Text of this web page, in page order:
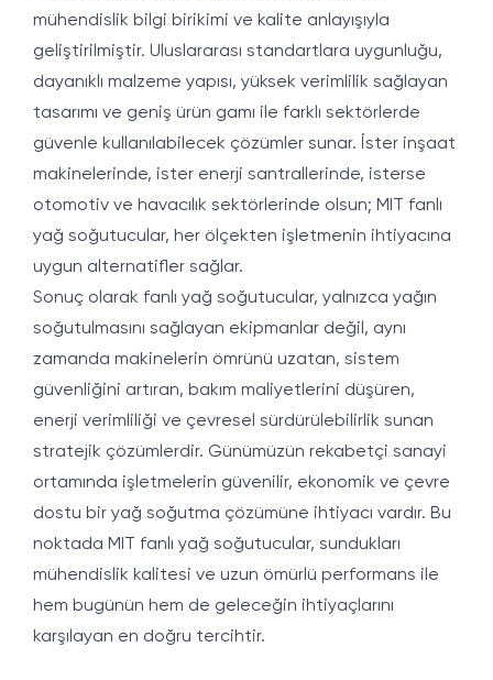
mühendislik bilgi birikimi ve kalite anlayışıyla
geliştirilmiştir. Uluslararası standartlara uygunluğu,
dayanıklı malzeme yapısı, yüksek verimlilik sağlayan
tasarımı ve geniş ürün gamı ile farklı sektörlerde
güvenle kullanılabilecek çözümler sunar. İster inşaat
makinelerinde, ister enerji santrallerinde, isterse
otomotiv ve havacılık sektörlerinde olsun; MIT fanlı
yağ soğutucular, her ölçekten işletmenin ihtiyacına
uygun alternatifler sağlar.
Sonuç olarak fanlı yağ soğutucular, yalnızca yağın
soğutulmasını sağlayan ekipmanlar değil, aynı
zamanda makinelerin ömrünü uzatan, sistem
güvenliğini artıran, bakım maliyetlerini düşüren,
enerji verimliliği ve çevresel sürdürülebilirlik sunan
stratejik çözümlerdir. Günümüzün rekabetçi sanayi
ortamında işletmelerin güvenilir, ekonomik ve çevre
dostu bir yağ soğutma çözümüne ihtiyacı vardır. Bu
noktada MIT fanlı yağ soğutucular, sundukları
mühendislik kalitesi ve uzun ömürlü performans ile
hem bugünün hem de geleceğin ihtiyaçlarını
karşılayan en doğru tercihtir.